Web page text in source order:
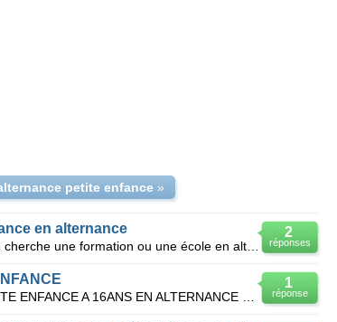
petite enfance»
2
réponses
en alternance
Bonjour j'habite dans le 94 et je cherche une formation ou une école en alternance pour préparer un
1
réponse